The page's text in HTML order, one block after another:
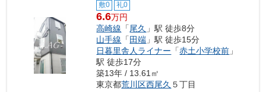
敷0 礼0
6.6万円
高崎線 「尾久 」駅 徒歩8分
山手線 「 田端 」駅 徒歩15分
日暮里舎人ライナー 「赤土小学校前 」
駅 徒歩17分
築13年 / 13.61㎡
東京都荒川区西尾久 ５丁目